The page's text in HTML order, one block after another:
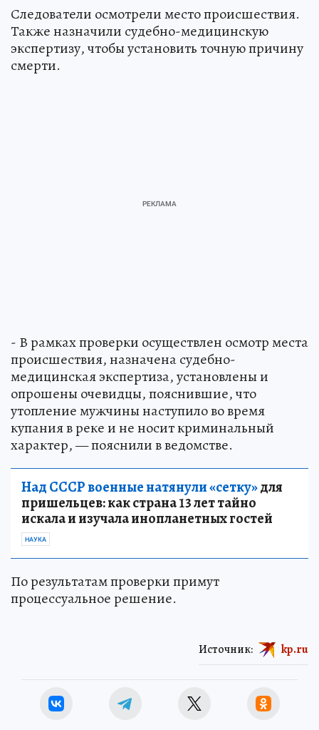
Следователи осмотрели место происшествия.
Также назначили судебно-медицинскую
экспертизу, чтобы установить точную причину
смерти.
- В рамках проверки осуществлен осмотр места
происшествия, назначена судебно-
медицинская экспертиза, установлены и
опрошены очевидцы, пояснившие, что
утопление мужчины наступило во время
купания в реке и не носит криминальный
характер, — пояснили в ведомстве.
Над СССР военные натянули «сетку»для
пришельцев: как страна 13 лет тайно
искала и изучала инопланетных гостей
НАУКА
По результатам проверки примут
процессуальное решение.
Источник: kp.ru